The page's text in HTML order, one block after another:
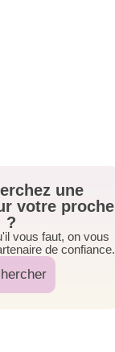
une
votre proche
?
vous faut, on vous
de confiance.